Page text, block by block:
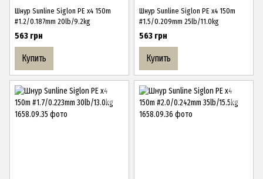
Шнур Sunline Siglon PE х4 150m
#1.2/0.187mm 20lb/9.2kg
563 грн
Купить
Шнур Sunline Siglon PE х4 150m
#1.5/0.209mm 25lb/11.0kg
563 грн
Купить